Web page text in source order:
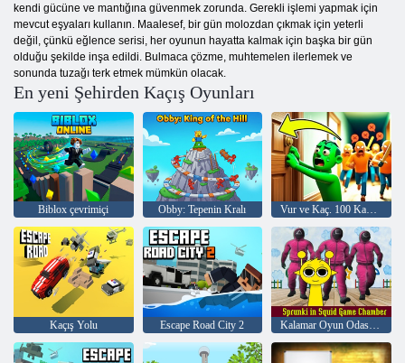
kendi gücüne ve mantığına güvenmek zorunda. Gerekli işlemi yapmak için
mevcut eşyaları kullanın. Maalesef, bir gün molozdan çıkmak için yeterli
değil, çünkü eğlence serisi, her oyunun hayatta kalmak için başka bir gün
olduğu şekilde inşa edildi. Bulmaca çözme, muhtemelen ilerlemek ve
sonunda tuzağı terk etmek mümkün olacak.
En yeni Şehirden Kaçış Oyunları
Biblox çevrimiçi Obby: Tepenin Kralı Vur ve Kaç. 100 Kapıdan Kaçış
Kaçış Yolu Escape Road City 2